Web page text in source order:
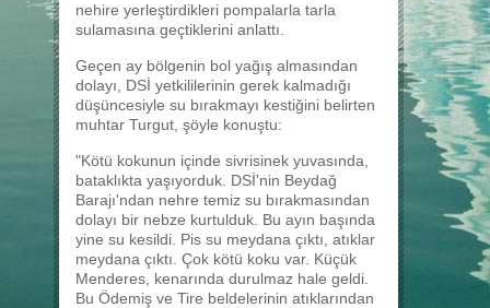
nehire yerleştirdikleri pompalarla tarla
sulamasına geçtiklerini anlattı.
Geçen ay bölgenin bol yağış almasından
dolayı, DSİ yetkililerinin gerek kalmadığı
düşüncesiyle su bırakmayı kestiğini belirten
muhtar Turgut, şöyle konuştu:
"Kötü kokunun içinde sivrisinek yuvasında,
bataklıkta yaşıyorduk. DSİ'nin Beydağ
Barajı'ndan nehre temiz su bırakmasından
dolayı bir nebze kurtulduk. Bu ayın başında
yine su kesildi. Pis su meydana çıktı, atıklar
meydana çıktı. Çok kötü koku var. Küçük
Menderes, kenarında durulmaz hale geldi.
Bu Ödemiş ve Tire beldelerinin atıklarından